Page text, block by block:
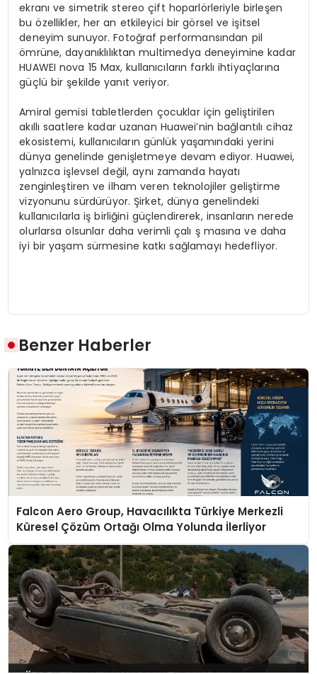
ekranı ve simetrik stereo çift hoparlörleriyle birleşen
bu özellikler, her an etkileyici bir görsel ve işitsel
deneyim sunuyor. Fotoğraf performansından pil
ömrüne, dayanıklılıktan multimedya deneyimine kadar
HUAWEI nova 15 Max, kullanıcıların farklı ihtiyaçlarına
güçlü bir şekilde yanıt veriyor.
Amiral gemisi tabletlerden çocuklar için geliştirilen
akıllı saatlere kadar uzanan Huawei’nin bağlantılı cihaz
ekosistemi, kullanıcıların günlük yaşamındaki yerini
dünya genelinde genişletmeye devam ediyor. Huawei,
yalnızca işlevsel değil, aynı zamanda hayatı
zenginleştiren ve ilham veren teknolojiler geliştirme
vizyonunu sürdürüyor. Şirket, dünya genelindeki
kullanıcılarla iş birliğini güçlendirerek, insanların nerede
olurlarsa olsunlar daha verimli çalı ş masına ve daha
iyi bir yaşam sürmesine katkı sağlamayı hedefliyor.
Benzer Haberler
Falcon Aero Group, Havacılıkta Türkiye Merkezli
Küresel Çözüm Ortağı Olma Yolunda İlerliyor